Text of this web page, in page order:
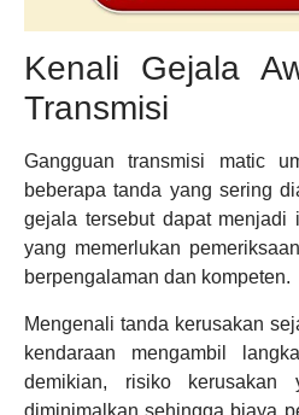
Kenali Gejala
Transmisi
Gangguan transmisi matic
beberapa tanda yang sering
gejala tersebut dapat menjadi
yang memerlukan
berpengalaman dan kompeten.
Mengenali tanda kerusakan
kendaraan mengambil
demikian, risiko
diminimalkan sehingga biaya